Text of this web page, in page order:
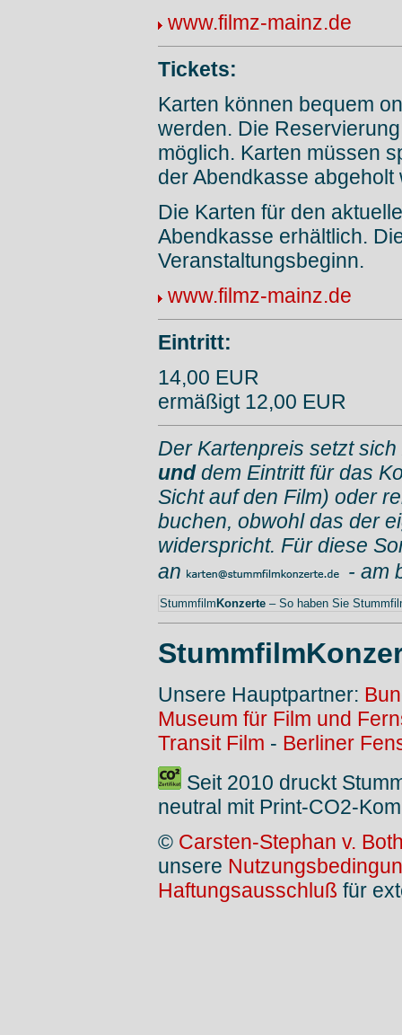
www.filmz-mainz.de
Tickets:
Karten können bequem
werden. Die
möglich. Karten müssen
der Abendkasse abgeholt
Die Karten für den
Abendkasse erhältlich.
Veranstaltungsbeginn.
www.filmz-mainz.de
Eintritt:
14,00 EUR
ermäßigt 12,00 EUR
Der Kartenpreis setzt
unddem Eintritt für das
Sicht auf den Film) oder
buchen, obwohl das der
widerspricht. Für diese
an
- am
StummfilmKonzerte – So haben Sie
Unsere Hauptpartner:
Museum für Film und
Transit Film - Berliner
Seit 2010 druckt
neutral mit Print-CO2-
© Carsten-Stephan v.
unsere
Haftungsausschluß für